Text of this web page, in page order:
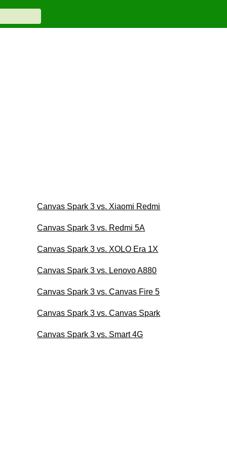
Canvas Spark 3 vs. Xiaomi Redmi
Canvas Spark 3 vs. Redmi 5A
Canvas Spark 3 vs. XOLO Era 1X
Canvas Spark 3 vs. Lenovo A880
Canvas Spark 3 vs. Canvas Fire 5
Canvas Spark 3 vs. Canvas Spark
Canvas Spark 3 vs. Smart 4G